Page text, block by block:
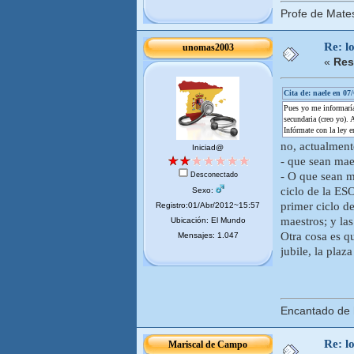
Profe de
unomas2003
Iniciad@
Desconectado
Sexo:
Registro:01/Abr/2012~15:57
Ubicación: El Mundo
Mensajes: 1.047
Re:
«
Cita de: naele en
Pues yo me
secundaria (creo yo).
Infórmate con la ley
no,
- que sean
- O que sean
ciclo de la
primer ciclo
maestros; y
Otra cosa es
jubile, la
Encantado
Mariscal de Campo Re: